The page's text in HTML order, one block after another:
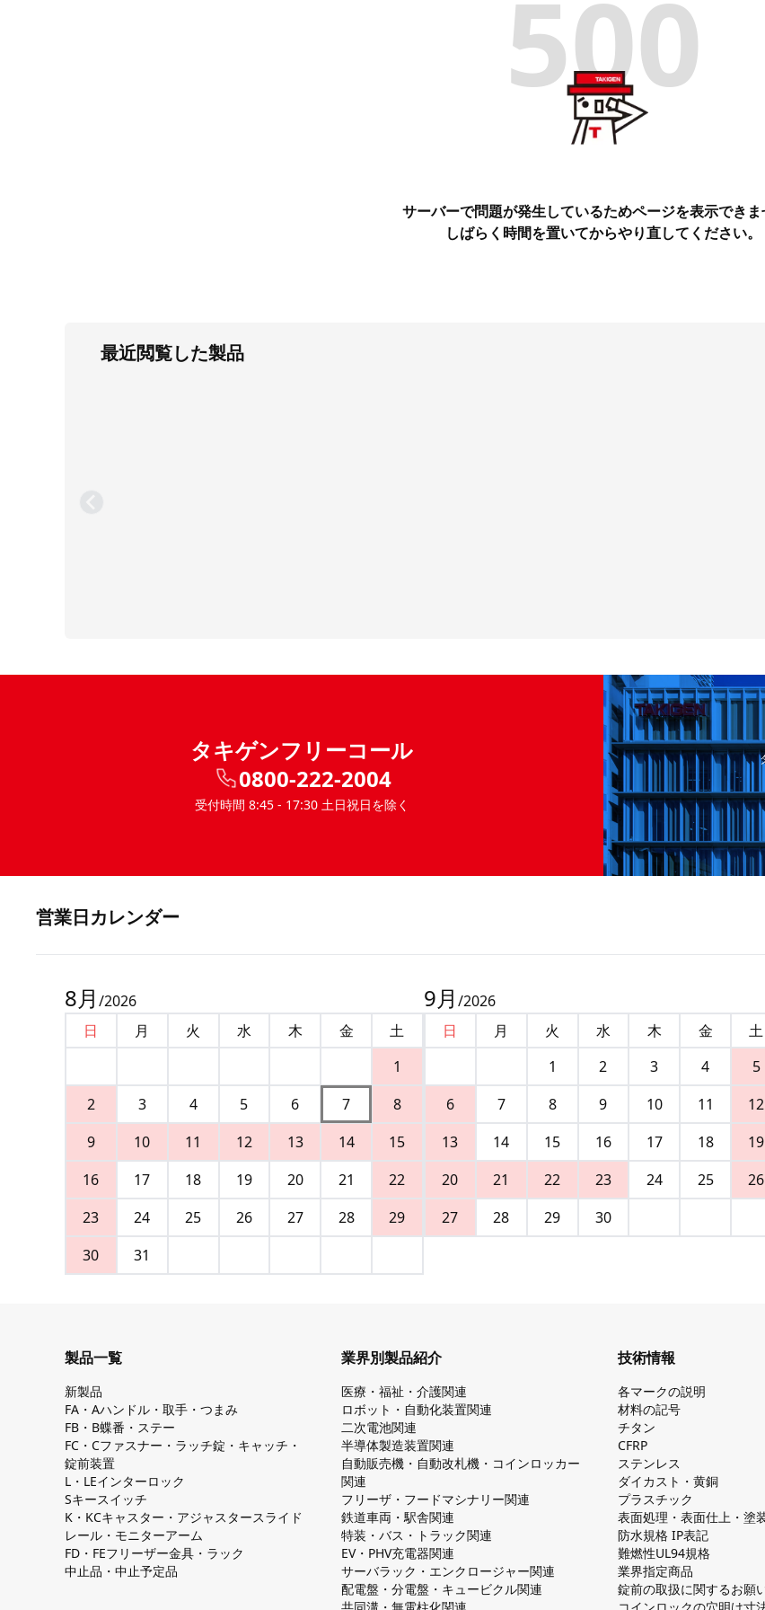
500
サーバーで問題が発生しているためページを表示できま
しばらく時間を置いてからやり直してください。
最近閲覧した製品
タキゲンフリーコール
0800-222-2004
受付時間 8:45 - 17:30 土日祝日を除く
営業⽇カレンダー
8月 /2026
日
月 火 水 木 金
土
1
2
3 4 5 6 7
8
9
10 11 12 13 14
15
16
17 18 19 20 21
22
23
24 25 26 27 28
29
30
31
9月 /2026
日
月 火 水 木 金
土
1
2 3 4
5
6
7 8 9 10 11
12
13
14 15 16 17 18
19
20
21 22 23 24 25
26
27
28 29 30
製品一覧
新製品
FA・Aハンドル・取手・つまみ
FB・B蝶番・ステー
FC・Cファスナー・ラッチ錠・キャッチ・
錠前装置
L・LEインターロック
Sキースイッチ
K・KCキャスター・アジャスタースライド
レール・モニターアーム
FD・FEフリーザー金具・ラック
中止品・中止予定品
業界別製品紹介
医療・福祉・介護関連
ロボット・自動化装置関連
二次電池関連
半導体製造装置関連
自動販売機・自動改札機・コインロッカー
関連
フリーザ・フードマシナリー関連
鉄道車両・駅舎関連
特装・バス・トラック関連
EV・PHV充電器関連
サーバラック・エンクロージャー関連
配電盤・分電盤・キュービクル関連
技術情報
各マークの説明
材料の記号
チタン
CFRP
ステンレス
ダイカスト・⻩銅
プラスチック
表面処理・表面仕上・塗
防⽔規格 IP表記
難燃性UL94規格
業界指定商品
錠前の取扱に関するお願